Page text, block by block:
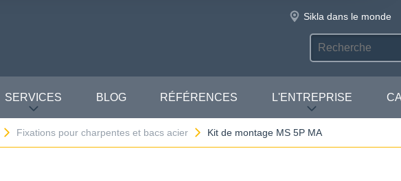
Sikla dans le monde
SERVICES BLOG RÉFÉRENCES L'ENTREPRISE
Fixations pour charpentes et bacs acier Kit de montage MS 5P MA